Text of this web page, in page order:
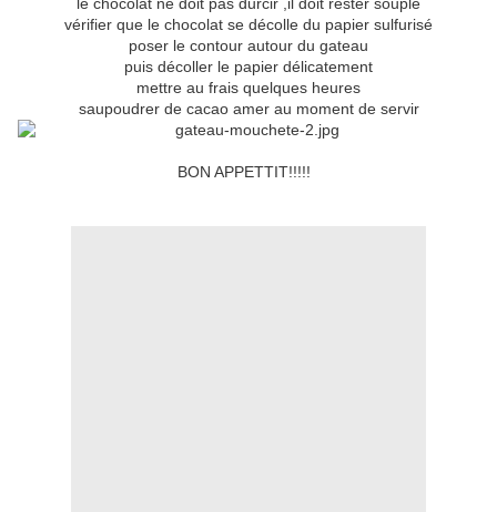
vérifier que le chocolat se décolle du papier sulfurisé
poser le contour autour du gateau
puis décoller le papier délicatement
mettre au frais quelques heures
saupoudrer de cacao amer au moment de servir
BON APPETTIT!!!!!